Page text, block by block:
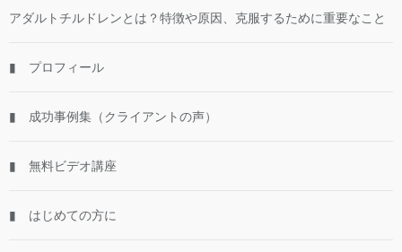
アダルトチルドレンとは？特徴や原因、克服するために重要なこと
▮ プロフィール
▮ 成功事例集（クライアントの声）
▮ 無料ビデオ講座
▮ はじめての方に